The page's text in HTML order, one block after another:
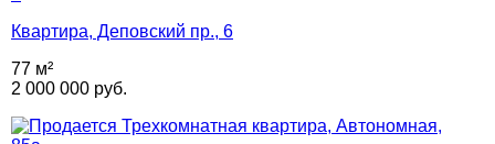
Квартира, Деповский пр., 6
77 м²
2 000 000 руб.